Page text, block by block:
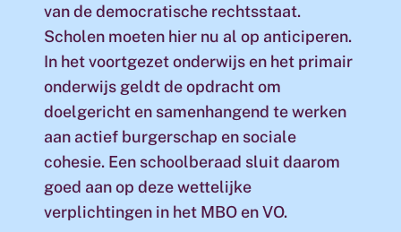
van de democratische rechtsstaat.
Scholen moeten hier nu al op anticiperen.
In het voortgezet onderwijs en het primair
onderwijs geldt de opdracht om
doelgericht en samenhangend te werken
aan actief burgerschap en sociale
cohesie. Een schoolberaad sluit daarom
goed aan op deze wettelijke
verplichtingen in het MBO en VO.